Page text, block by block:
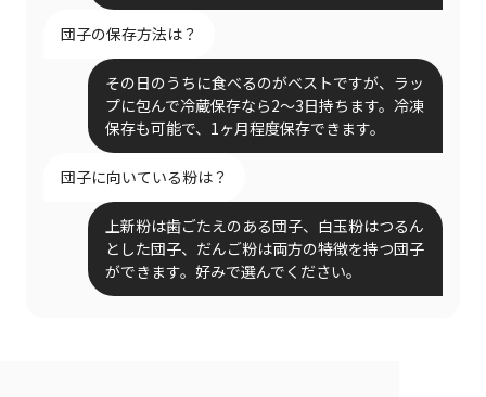
団子の保存方法は？
その日のうちに食べるのがベストですが、ラッ
プに包んで冷蔵保存なら2〜3日持ちます。冷凍
保存も可能で、1ヶ月程度保存できます。
団子に向いている粉は？
上新粉は歯ごたえのある団子、白玉粉はつるん
とした団子、だんご粉は両方の特徴を持つ団子
ができます。好みで選んでください。